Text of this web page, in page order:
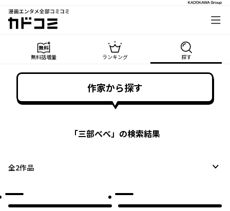
漫画エンタメ全部コミコミ
カドコミ
無料話増量 ランキング 探す
作家から探す
「三部べべ」の検索結果
全2作品